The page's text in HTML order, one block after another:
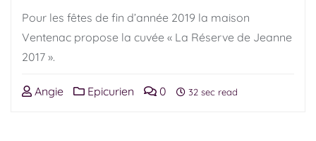
Pour les fêtes de fin d’année 2019 la maison
Ventenac propose la cuvée « La Réserve de Jeanne
2017 ».
Angie Epicurien 0 32 sec read